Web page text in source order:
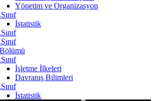
Yönetim ve Organizasyon
İstatistik
İşletme İlkeleri
Davranış Bilimleri
İstatistik